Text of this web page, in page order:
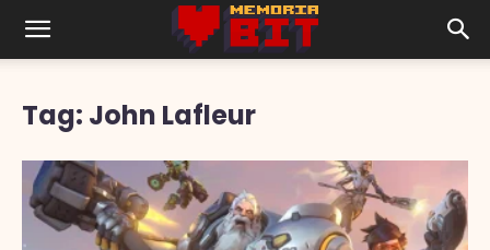
Tag: John Lafleur